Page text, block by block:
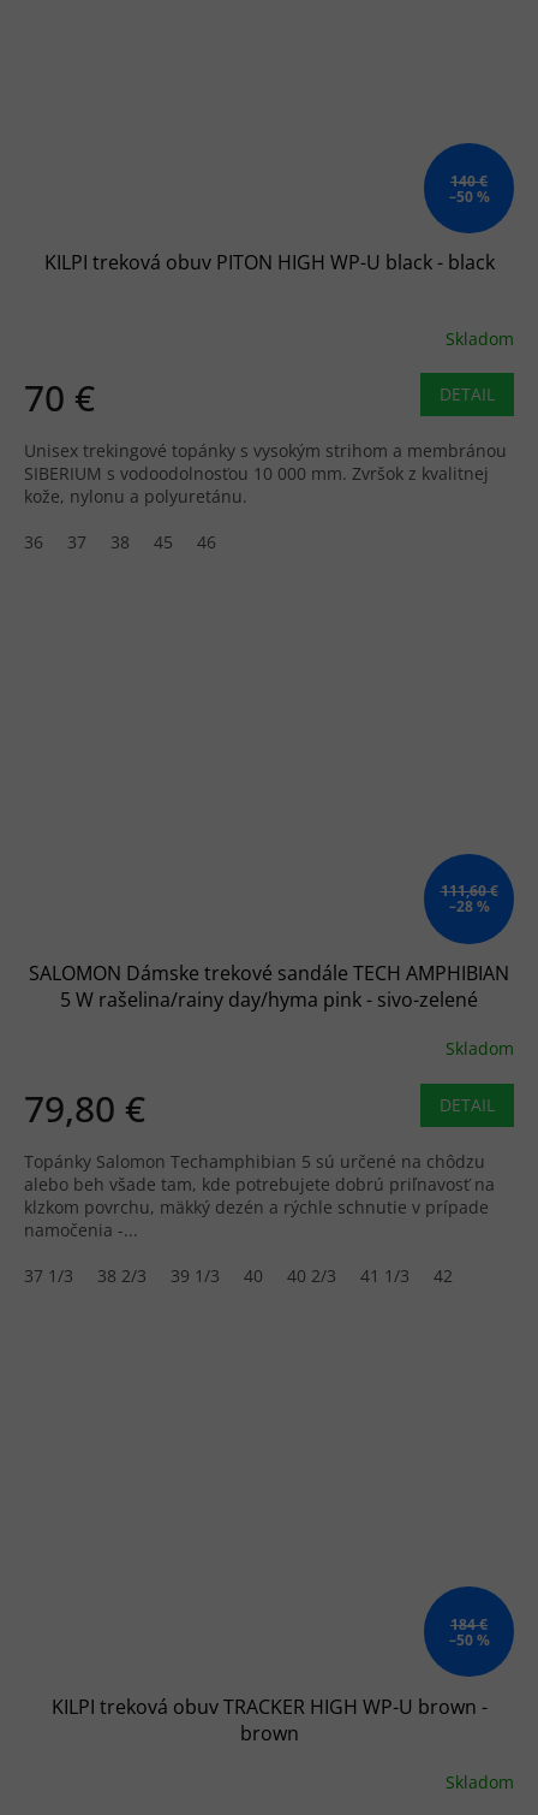
140 €
–50 %
KILPI treková obuv PITON HIGH WP-U black - black
Skladom
70 € DETAIL
Unisex trekingové topánky s vysokým strihom a membránou
SIBERIUM s vodoodolnosťou 10 000 mm. Zvršok z kvalitnej
kože, nylonu a polyuretánu.
36
37 38 45 46
111,60 €
–28 %
SALOMON Dámske trekové sandále TECH AMPHIBIAN
5 W rašelina/rainy day/hyma pink - sivo-zelené
Skladom
79,80 € DETAIL
Topánky Salomon Techamphibian 5 sú určené na chôdzu
alebo beh všade tam, kde potrebujete dobrú priľnavosť na
klzkom povrchu, mäkký dezén a rýchle schnutie v prípade
namočenia -...
37 1/3
38 2/3 39 1/3 40 40 2/3 41 1/3 42
184 €
–50 %
KILPI treková obuv TRACKER HIGH WP-U brown -
brown
Skladom